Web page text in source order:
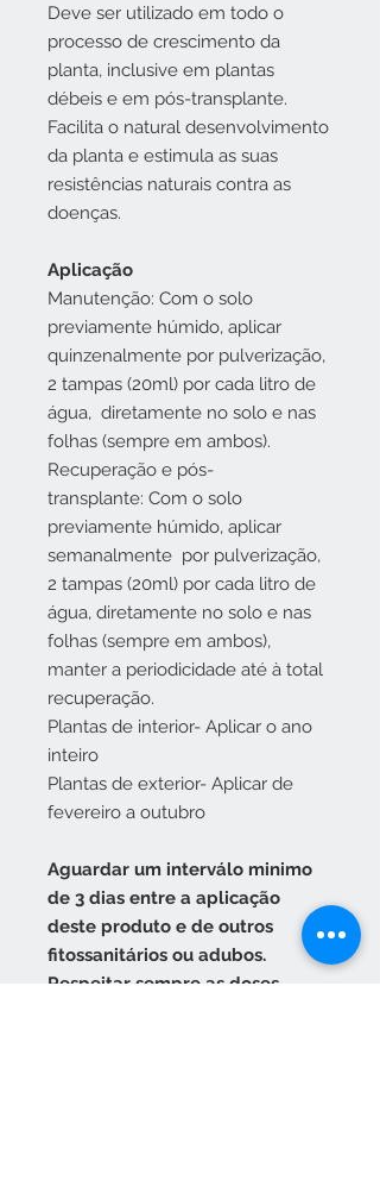
Deve ser utilizado em todo o
processo de crescimento da
planta, inclusive em plantas
débeis e em pós-transplante.
Facilita o natural desenvolvimento
da planta e estimula as suas
resistências naturais contra as
doenças.
Aplicação
Manutenção: Com o solo
previamente húmido, aplicar
quinzenalmente por pulverização,
2 tampas (20ml) por cada litro de
água, diretamente no solo e nas
folhas (sempre em ambos).
Recuperação e pós-
transplante: Com o solo
previamente húmido, aplicar
semanalmente por pulverização,
2 tampas (20ml) por cada litro de
água, diretamente no solo e nas
folhas (sempre em ambos),
manter a periodicidade até à total
recuperação.
Plantas de interior- Aplicar o ano
inteiro
Plantas de exterior- Aplicar de
fevereiro a outubro
Aguardar um interválo minimo
de 3 dias entre a aplicação
deste produto e de outros
fitossanitários ou adubos.
Respeitar sempre as doses